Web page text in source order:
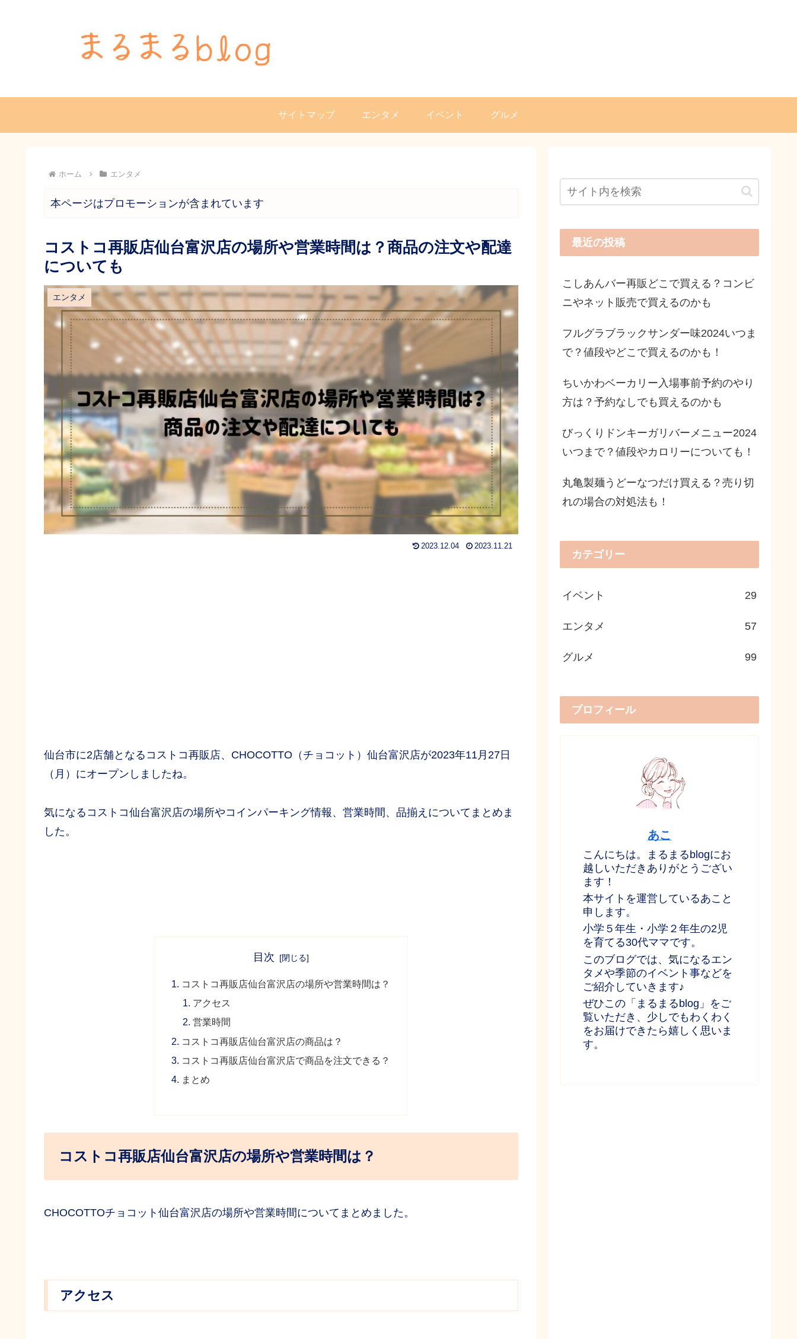
サイトマップ エンタメ イベント グルメ
ホーム エンタメ
本ページはプロモーションが含まれています
コストコ再販店仙台富沢店の場所や営業時間は？商品の注文や配達
についても
エンタメ
2023.12.04 2023.11.21
仙台市に2店舗となるコストコ再販店、CHOCOTTO（チョコット）仙台富沢店が2023年11月27日
（月）にオープンしましたね。
気になるコストコ仙台富沢店の場所やコインパーキング情報、営業時間、品揃えについてまとめま
した。
目次
コストコ再販店仙台富沢店の場所や営業時間は？
アクセス
営業時間
コストコ再販店仙台富沢店の商品は？
コストコ再販店仙台富沢店で商品を注文できる？
まとめ
コストコ再販店仙台富沢店の場所や営業時間は？
CHOCOTTOチョコット仙台富沢店の場所や営業時間についてまとめました。
アクセス
最近の投稿
こしあんバー再販どこで買える？コンビ
ニやネット販売で買えるのかも
フルグラブラックサンダー味2024いつま
で？値段やどこで買えるのかも！
ちいかわベーカリー入場事前予約のやり
方は？予約なしでも買えるのかも
びっくりドンキーガリバーメニュー2024
いつまで？値段やカロリーについても！
丸亀製麺うどーなつだけ買える？売り切
れの場合の対処法も！
カテゴリー
イベント 29
エンタメ 57
グルメ 99
プロフィール
あこ
こんにちは。まるまるblogにお
越しいただきありがとうござい
ます！
本サイトを運営しているあこと
申します。
小学５年生・小学２年生の2児
を育てる30代ママです。
このブログでは、気になるエン
タメや季節のイベント事などを
ご紹介していきます♪
ぜひこの「まるまるblog」をご
覧いただき、少しでもわくわく
をお届けできたら嬉しく思いま
す。